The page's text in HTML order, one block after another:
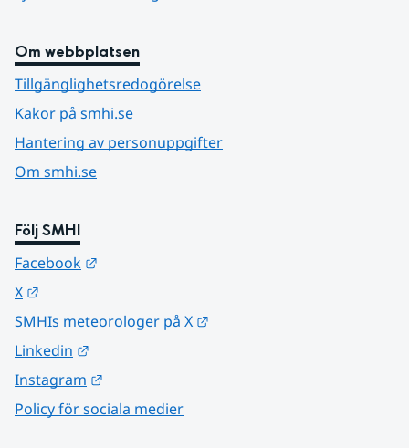
Om webbplatsen
Tillgänglighetsredogörelse
Kakor på smhi.se
Hantering av personuppgifter
Om smhi.se
Följ SMHI
Facebook
X
SMHIs meteorologer på X
Linkedin
Instagram
Policy för sociala medier